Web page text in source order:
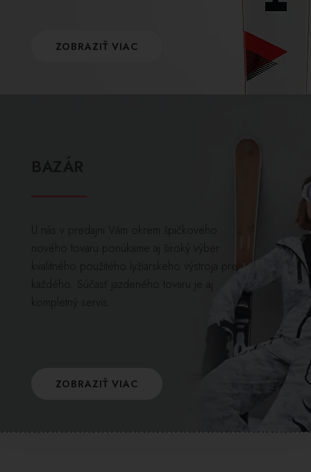
ZOBRAZIŤ VIAC
U nás v predajni Vám okrem špičkového
nového tovaru ponúkame aj široký výber
kvalitného použitého lyžiarskeho výstroja pre
každého. Súčasť jazdeného tovaru je aj
kompletný servis.
ZOBRAZIŤ VIAC